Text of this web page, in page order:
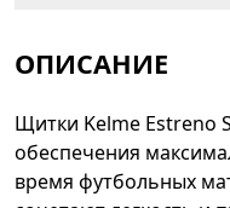
ОПИСАНИЕ
Щитки Kelme Estreno
обеспечения
время футбольных